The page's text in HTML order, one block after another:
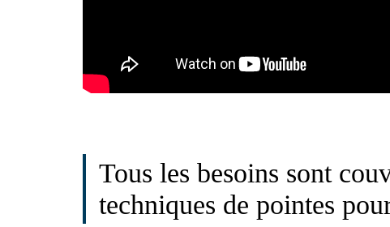
Tous les besoins sont
techniques de pointes